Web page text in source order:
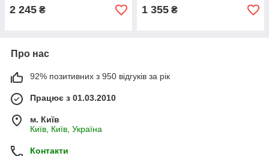
2 245 ₴ 1 355 ₴
Про нас
92% позитивних з 950 відгуків за рік
Працює з 01.03.2010
м. Київ
Київ, Київ, Україна
Контакти